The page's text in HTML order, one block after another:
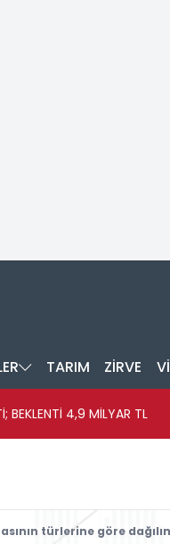
TARIM ZİRVE
BEKLENTİ 4,9 MİLYAR TL
türlerine göre